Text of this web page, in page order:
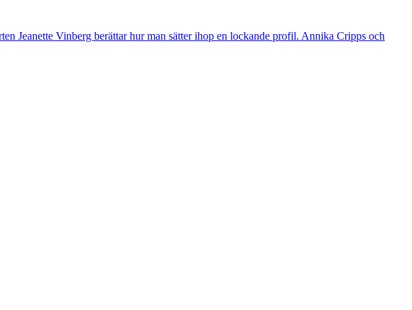
Jeanette Vinberg berättar hur man sätter ihop en lockande profil. Annika Cripps och